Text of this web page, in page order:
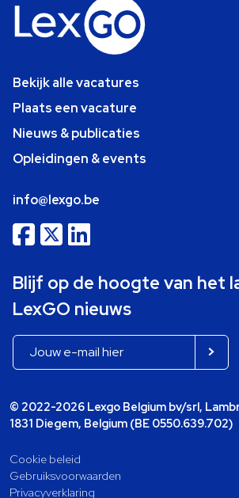
Bekijk alle vacatures
Plaats een vacature
Nieuws & publicaties
Opleidingen & events
info@lexgo.be
Blijf op de hoogte van het
LexGO nieuws
© 2022-2026 Lexgo Belgium bv/srl,
1831 Diegem, Belgium (BE 0550.639.702)
Cookie beleid
Gebruiksvoorwaarden
Privacyverklaring